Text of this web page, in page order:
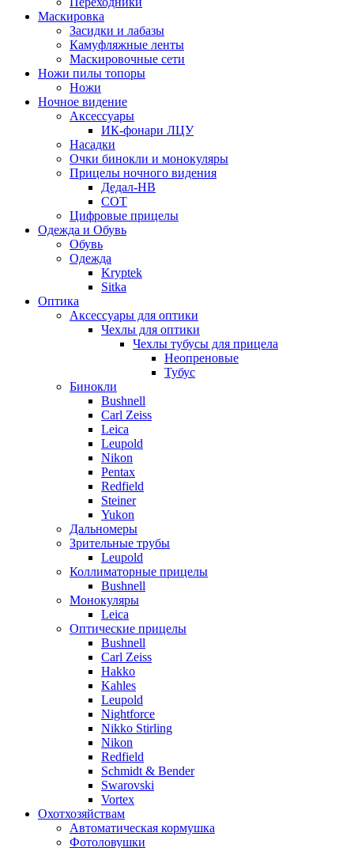
Маскировка
Засидки и лабазы
Камуфляжные ленты
Маскировочные сети
Ножи пилы топоры
Ножи
Ночное видение
Аксессуары
ИК-фонари ЛЦУ
Насадки
Очки бинокли и монокуляры
Прицелы ночного видения
Дедал-НВ
СОТ
Цифровые прицелы
Одежда и Обувь
Обувь
Одежда
Kryptek
Sitka
Оптика
Аксессуары для оптики
Чехлы для оптики
Чехлы тубусы для прицела
Неопреновые
Тубус
Бинокли
Bushnell
Carl Zeiss
Leica
Leupold
Nikon
Pentax
Redfield
Steiner
Yukon
Дальномеры
Зрительные трубы
Leupold
Коллиматорные прицелы
Bushnell
Монокуляры
Leica
Оптические прицелы
Bushnell
Carl Zeiss
Hakko
Kahles
Leupold
Nightforce
Nikko Stirling
Nikon
Redfield
Schmidt & Bender
Swarovski
Vortex
Охотхозяйствам
Автоматическая кормушка
Фотоловушки